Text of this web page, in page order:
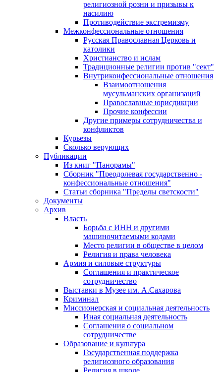
религиозной розни и призывы к
насилию
Противодействие экстремизму
Межконфессиональные отношения
Русская Православная Церковь и
католики
Христианство и ислам
Традиционные религии против "сект"
Внутриконфессиональные отношения
Взаимоотношения
мусульманских организаций
Православные юрисдикции
Прочие конфессии
Другие примеры сотрудничества и
конфликтов
Курьезы
Сколько верующих
Публикации
Из книг "Панорамы"
Сборник "Преодолевая государственно -
конфессиональные отношения"
Статьи сборника "Пределы светскости"
Документы
Архив
Власть
Борьба с ИНН и другими
машиночитаемыми кодами
Место религии в обществе в целом
Религия и права человека
Армия и силовые структуры
Соглашения и практическое
сотрудничество
Выставки в Музее им. А.Сахарова
Криминал
Миссионерская и социальная деятельность
Иная социальная деятельность
Соглашения о социальном
сотрудничестве
Образование и культура
Государственная поддержка
религиозного образования